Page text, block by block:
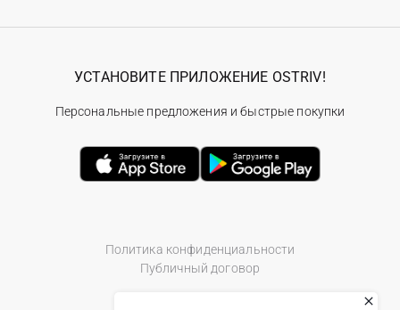
Политика конфиденциальности
Публичный договор
УСТАНОВИТЕ ПРИЛОЖЕНИЕ OSTRIV!
Персональные предложения и быстрые покупки